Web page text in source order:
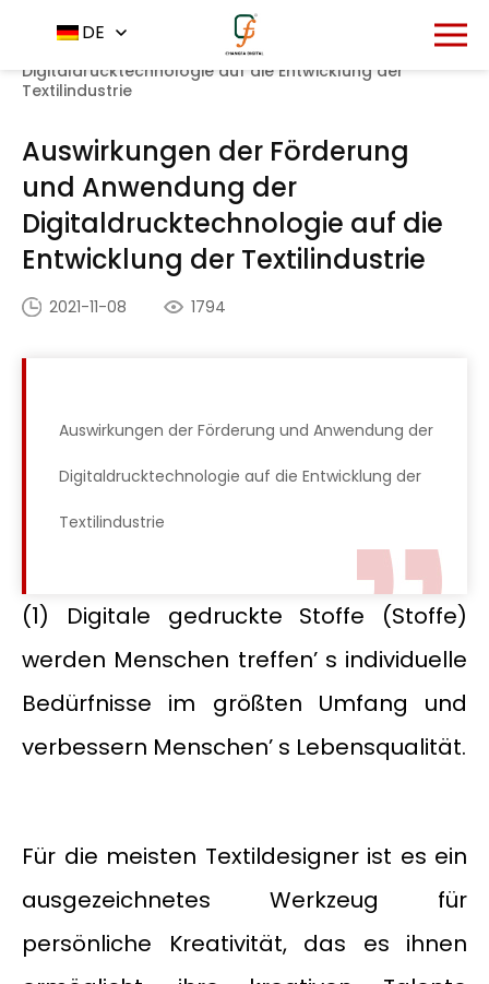
DE
Startseite - Nachrichtenzentrum
Auswirkungen
der Förderung und Anwendung der
Digitaldrucktechnologie auf die Entwicklung der
Textilindustrie
Auswirkungen der Förderung
und Anwendung der
Digitaldrucktechnologie auf die
Entwicklung der Textilindustrie
2021-11-08 1794
Auswirkungen der Förderung und Anwendung der
Digitaldrucktechnologie auf die Entwicklung der
Textilindustrie
(1) Digitale gedruckte Stoffe (Stoffe)
werden Menschen treffen’ s individuelle
Bedürfnisse im größten Umfang und
verbessern Menschen’ s Lebensqualität.
Für die meisten Textildesigner ist es ein
ausgezeichnetes Werkzeug für
persönliche Kreativität, das es ihnen